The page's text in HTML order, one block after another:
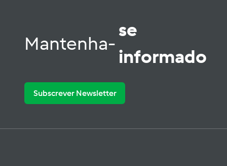
Mantenha-
se
informado
Subscrever Newsletter